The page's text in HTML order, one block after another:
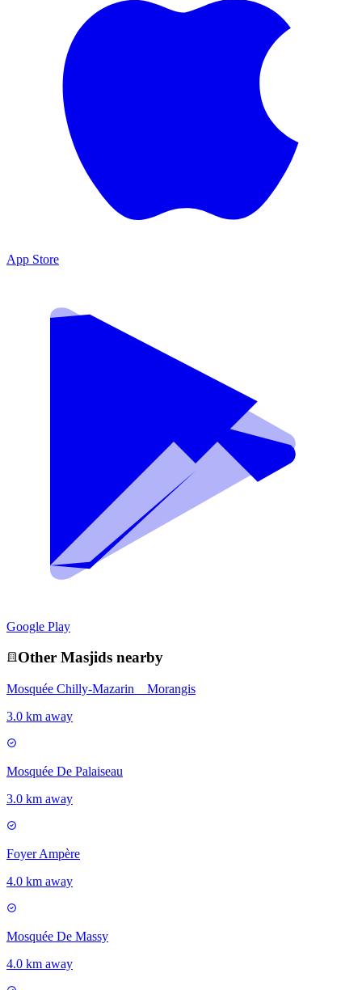
App Store
Google Play
Other Masjids nearby
Mosquée Chilly-Mazarin _ Morangis
3.0 km away
Mosquée De Palaiseau
3.0 km away
Foyer Ampère
4.0 km away
Mosquée De Massy
4.0 km away